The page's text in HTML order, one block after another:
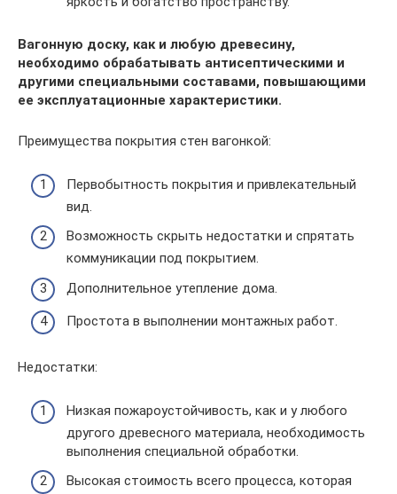
Вагонную доску, как и любую древесину,
необходимо обрабатывать антисептическими и
другими специальными составами, повышающими
ее эксплуатационные характеристики.
Преимущества покрытия стен вагонкой:
Первобытность покрытия и привлекательный
вид.
Возможность скрыть недостатки и спрятать
коммуникации под покрытием.
Дополнительное утепление дома.
Простота в выполнении монтажных работ.
Недостатки:
Низкая пожароустойчивость, как и у любого
другого древесного материала, необходимость
выполнения специальной обработки.
Высокая стоимость всего процесса, которая